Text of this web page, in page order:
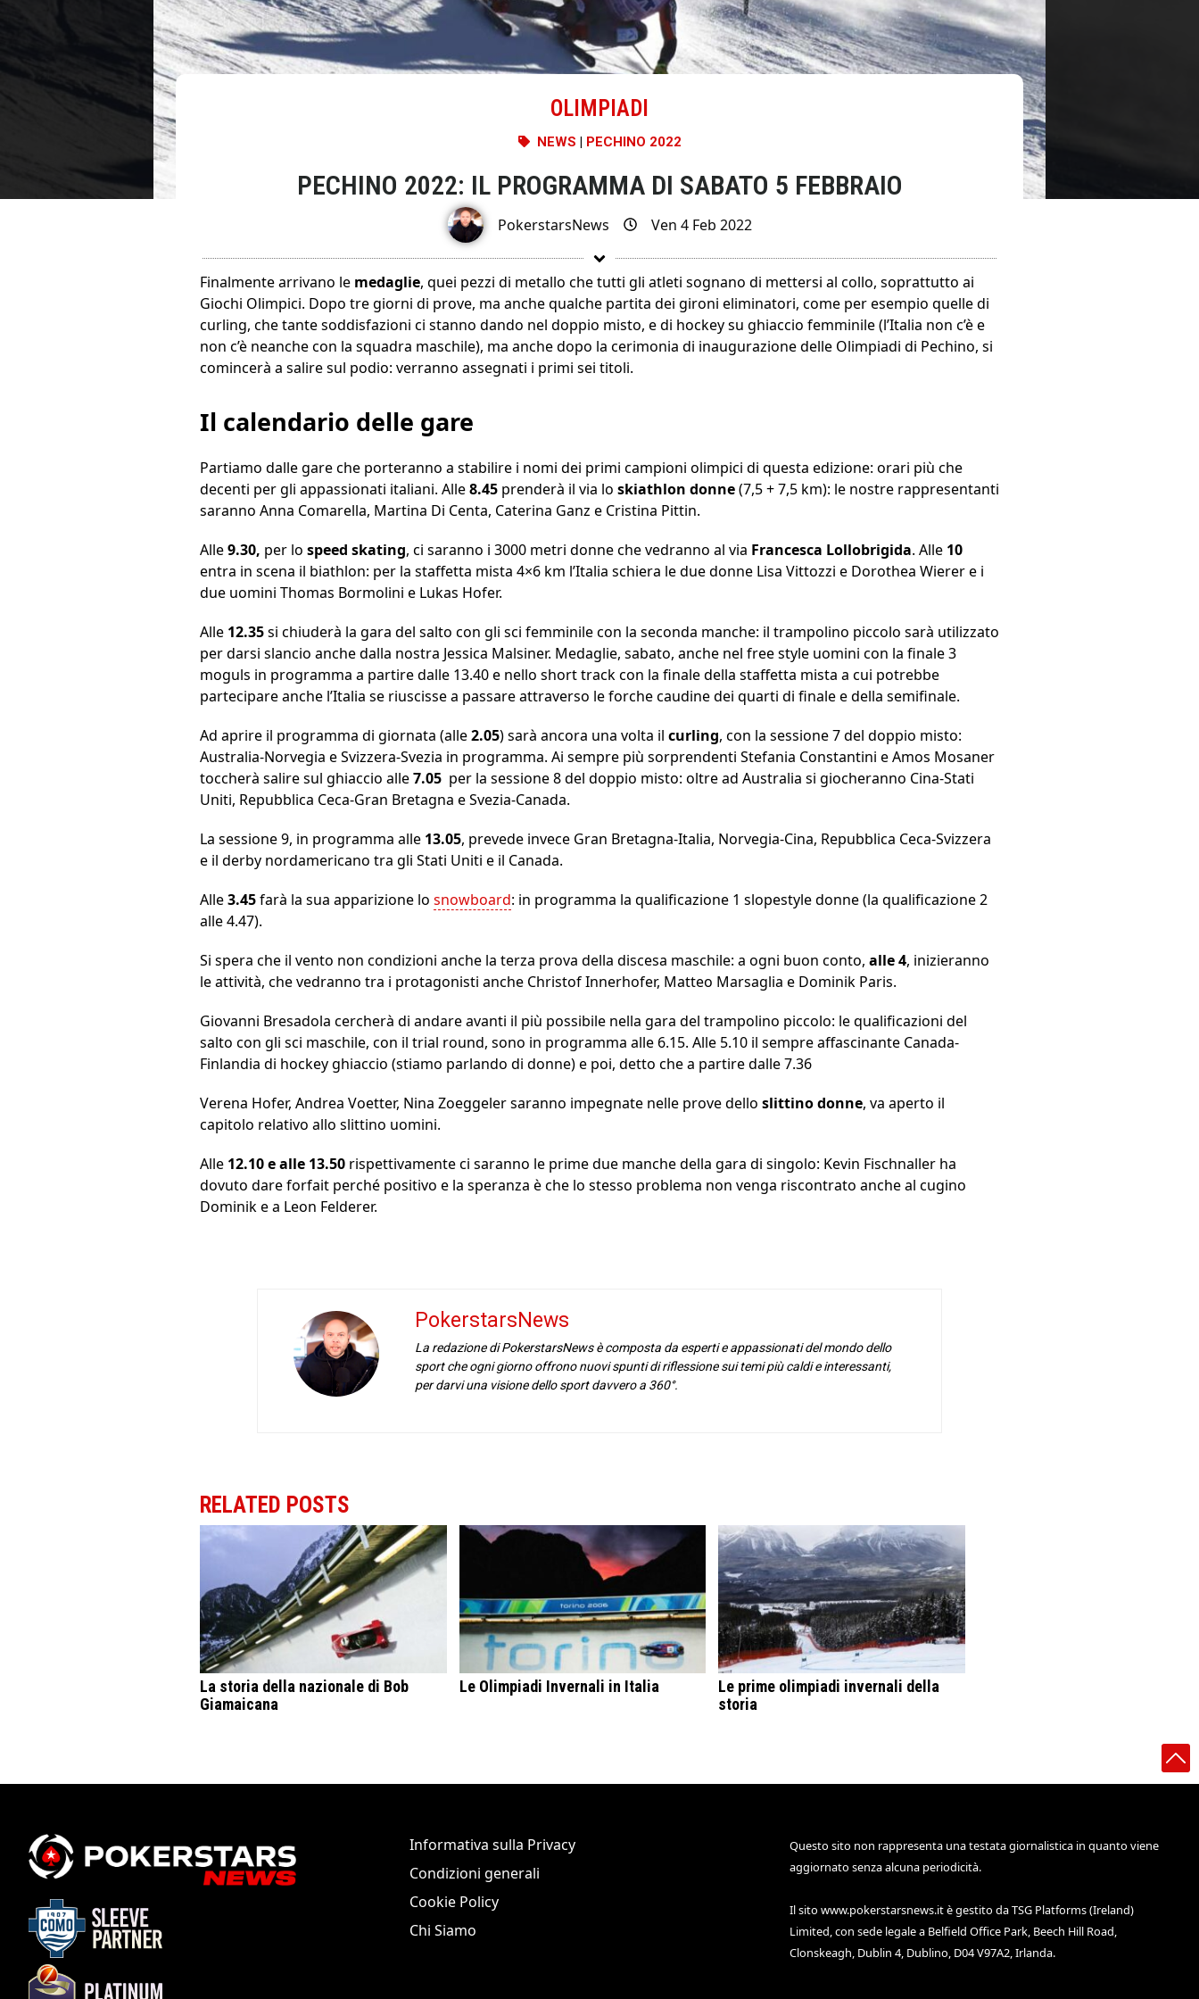
OLIMPIADI
NEWS | PECHINO 2022
PECHINO 2022: IL PROGRAMMA DI SABATO 5 FEBBRAIO
PokerstarsNews Ven 4 Feb 2022
Finalmente arrivano le medaglie, quei pezzi di metallo che tutti gli atleti sognano di mettersi al collo, soprattutto ai
Giochi Olimpici. Dopo tre giorni di prove, ma anche qualche partita dei gironi eliminatori, come per esempio quelle di
curling, che tante soddisfazioni ci stanno dando nel doppio misto, e di hockey su ghiaccio femminile (l’Italia non c’è e
non c’è neanche con la squadra maschile), ma anche dopo la cerimonia di inaugurazione delle Olimpiadi di Pechino, si
comincerà a salire sul podio: verranno assegnati i primi sei titoli.
Il calendario delle gare
Partiamo dalle gare che porteranno a stabilire i nomi dei primi campioni olimpici di questa edizione: orari più che
decenti per gli appassionati italiani. Alle8.45 prenderà il via lo skiathlon donne(7,5 + 7,5 km): le nostre rappresentanti
saranno Anna Comarella, Martina Di Centa, Caterina Ganz e Cristina Pittin.
Alle9.30, per lo speed skating, ci saranno i 3000 metri donne che vedranno al via Francesca Lollobrigida. Alle 10
entra in scena il biathlon: per la staffetta mista 4×6 km l’Italia schiera le due donne Lisa Vittozzi e Dorothea Wierer e i
due uomini Thomas Bormolini e Lukas Hofer.
Alle 12.35si chiuderà la gara del salto con gli sci femminile con la seconda manche: il trampolino piccolo sarà utilizzato
per darsi slancio anche dalla nostra Jessica Malsiner. Medaglie, sabato, anche nel free style uomini con la finale 3
moguls in programma a partire dalle 13.40 e nello short track con la finale della staffetta mista a cui potrebbe
partecipare anche l’Italia se riuscisse a passare attraverso le forche caudine dei quarti di finale e della semifinale.
Ad aprire il programma di giornata (alle2.05) sarà ancora una volta il curling, con la sessione 7 del doppio misto:
Australia-Norvegia e Svizzera-Svezia in programma. Ai sempre più sorprendenti Stefania Constantini e Amos Mosaner
toccherà salire sul ghiaccio alle7.05 per la sessione 8 del doppio misto: oltre ad Australia si giocheranno Cina-Stati
Uniti, Repubblica Ceca-Gran Bretagna e Svezia-Canada.
La sessione 9, in programma alle 13.05, prevede invece Gran Bretagna-Italia, Norvegia-Cina, Repubblica Ceca-Svizzera
e il derby nordamericano tra gli Stati Uniti e il Canada.
Alle3.45farà la sua apparizione lo snowboard: in programma la qualificazione 1 slopestyle donne (la qualificazione 2
alle 4.47).
Si spera che il vento non condizioni anche la terza prova della discesa maschile: a ogni buon conto, alle 4, inizieranno
le attività, che vedranno tra i protagonisti anche Christof Innerhofer, Matteo Marsaglia e Dominik Paris.
Giovanni Bresadola cercherà di andare avanti il più possibile nella gara del trampolino piccolo: le qualificazioni del
salto con gli sci maschile, con il trial round, sono in programma alle 6.15. Alle 5.10 il sempre affascinante Canada-
Finlandia di hockey ghiaccio (stiamo parlando di donne) e poi, detto che a partire dalle 7.36
Verena Hofer, Andrea Voetter, Nina Zoeggeler saranno impegnate nelle prove dello slittino donne, va aperto il
capitolo relativo allo slittino uomini.
Alle 12.10 e alle 13.50 rispettivamente ci saranno le prime due manche della gara di singolo: Kevin Fischnaller ha
dovuto dare forfait perché positivo e la speranza è che lo stesso problema non venga riscontrato anche al cugino
Dominik e a Leon Felderer.
PokerstarsNews
La redazione di PokerstarsNews è composta da esperti e appassionati del mondo dello
sport che ogni giorno offrono nuovi spunti di riflessione sui temi più caldi e interessanti,
per darvi una visione dello sport davvero a 360°.
RELATED POSTS
La storia della nazionale di Bob
Giamaicana
Le Olimpiadi Invernali in Italia
Le prime olimpiadi invernali della
storia
Informativa sulla Privacy
Condizioni generali
Cookie Policy
Chi Siamo
Questo sito non rappresenta una testata giornalistica in quanto viene
aggiornato senza alcuna periodicità.
Il sitowww.pokerstarsnews.itè gestito da TSG Platforms (Ireland)
Limited, con sede legale a Belfield Office Park, Beech Hill Road,
Clonskeagh, Dublin 4, Dublino, D04 V97A2, Irlanda.